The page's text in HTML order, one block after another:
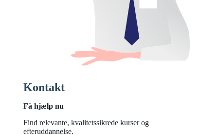
Kontakt
Få hjælp nu
Find relevante, kvalitetssikrede kurser og
efteruddannelse.